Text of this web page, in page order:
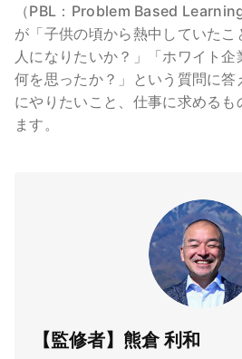
（PBL：Problem Based
が「子供の頃から熱中していた
人になりたいか？」「ホワイト
何を思ったか？」という質問に答
にやりたいこと、仕事に求めるも
ます。
【監修者】熊倉 利和